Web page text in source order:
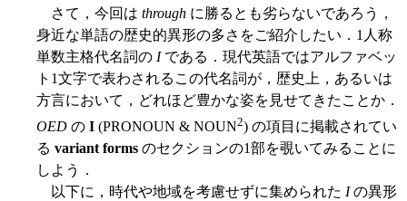
さて，今回は through に勝るとも劣らないであろう，
身近な単語の歴史的異形の多さをご紹介したい．1人称
単数主格代名詞の Iである．現代英語ではアルファベッ
ト1文字で表わされるこの代名詞が，歴史上，あるいは
方言において，どれほど豊かな姿を見せてきたことか．
OED の I (PRONOUN & NOUN2) の項目に掲載されてい
る variant forms のセクションの1部を覗いてみることに
しよう．
以下に，時代や地域を考慮せずに集められた Iの異形